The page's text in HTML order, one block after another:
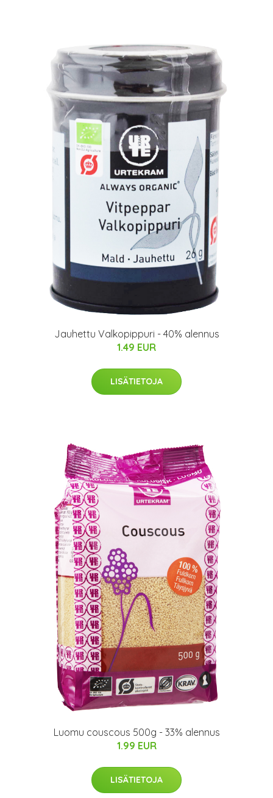
Jauhettu Valkopippuri - 40% alennus
1.49 EUR
LISÄTIETOJA
Luomu couscous 500g - 33% alennus
1.99 EUR
LISÄTIETOJA